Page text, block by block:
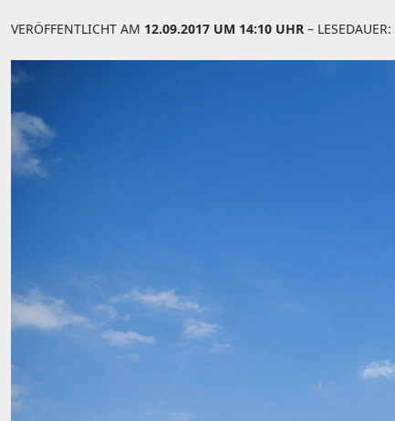
VERÖFFENTLICHT AM 12.09.2017 UM 14:10 UHR – LESEDAUER: